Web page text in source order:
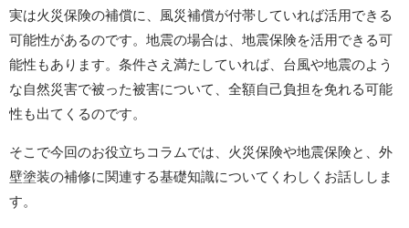
実は火災保険の補償に、風災補償が付帯していれば活用できる
可能性があるのです。地震の場合は、地震保険を活用できる可
能性もあります。条件さえ満たしていれば、台風や地震のよう
な自然災害で被った被害について、全額自己負担を免れる可能
性も出てくるのです。
そこで今回のお役立ちコラムでは、火災保険や地震保険と、外
壁塗装の補修に関連する基礎知識についてくわしくお話ししま
す。